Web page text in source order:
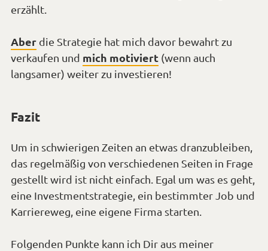
erzählt.
Aber die Strategie hat mich davor bewahrt zu
verkaufen und mich motiviert (wenn auch
langsamer) weiter zu investieren!
Fazit
Um in schwierigen Zeiten an etwas dranzubleiben,
das regelmäßig von verschiedenen Seiten in Frage
gestellt wird ist nicht einfach. Egal um was es geht,
eine Investmentstrategie, ein bestimmter Job und
Karriereweg, eine eigene Firma starten.
Folgenden Punkte kann ich Dir aus meiner